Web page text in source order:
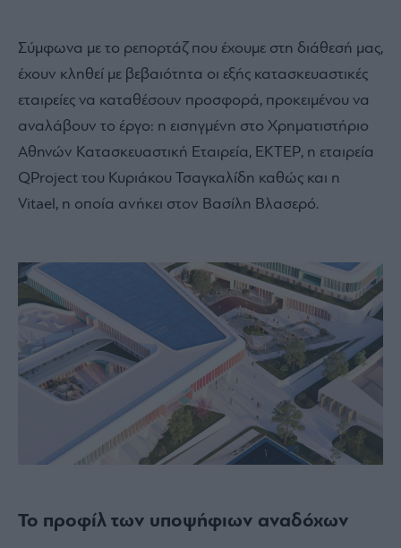
Σύμφωνα με το ρεπορτάζ που έχουμε στη διάθεσή μας,
έχουν κληθεί με βεβαιότητα οι εξής κατασκευαστικές
εταιρείες να καταθέσουν προσφορά, προκειμένου να
αναλάβουν το έργο: η εισηγμένη στο Χρηματιστήριο
Αθηνών Κατασκευαστική Εταιρεία, ΕΚΤΕΡ, η εταιρεία
QProject του Κυριάκου Τσαγκαλίδη καθώς και η
Vitael, η οποία ανήκει στον Βασίλη Βλασερό.
Το προφίλ των υποψήφιων αναδόχων